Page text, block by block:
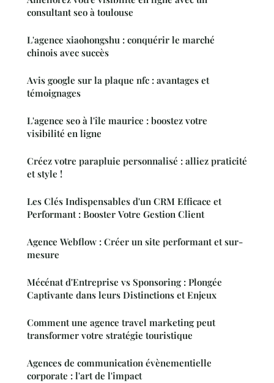
consultant seo à toulouse
L'agence xiaohongshu : conquérir le marché
chinois avec succès
Avis google sur la plaque nfc : avantages et
témoignages
L'agence seo à l'île maurice : boostez votre
visibilité en ligne
Créez votre parapluie personnalisé : alliez praticité
et style !
Les Clés Indispensables d'un CRM Efficace et
Performant : Booster Votre Gestion Client
Agence Webflow : Créer un site performant et sur-
mesure
Mécénat d'Entreprise vs Sponsoring : Plongée
Captivante dans leurs Distinctions et Enjeux
Comment une agence travel marketing peut
transformer votre stratégie touristique
Agences de communication évènementielle
corporate : l'art de l'impact